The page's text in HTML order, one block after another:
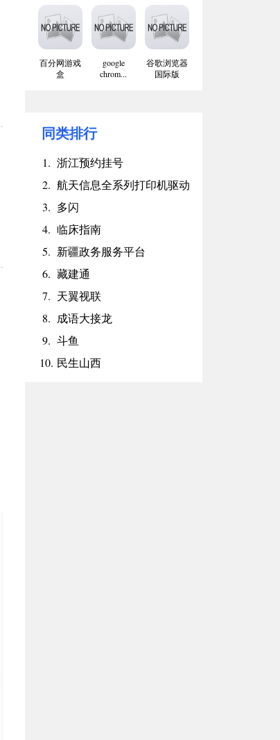
百分网游戏
盒
google
chrom...
谷歌浏览器
国际版
同类排行
1. 浙江预约挂号
2. 航天信息全系列打印机驱动
3. 多闪
4. 临床指南
5. 新疆政务服务平台
6. 藏建通
7. 天翼视联
8. 成语大接龙
9. 斗鱼
10. 民生山西